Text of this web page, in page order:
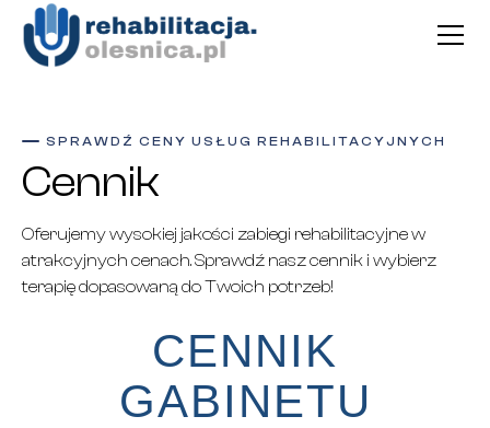
SPRAWDŹ CENY USŁUG REHABILITACYJNYCH
Cennik
Oferujemy wysokiej jakości zabiegi rehabilitacyjne w
atrakcyjnych cenach. Sprawdź nasz cennik i wybierz
terapię dopasowaną do Twoich potrzeb!
CENNIK
GABINETU